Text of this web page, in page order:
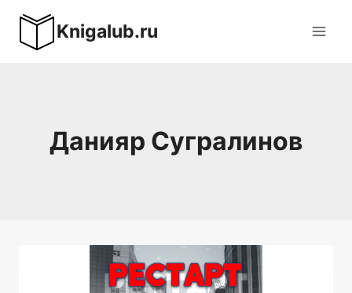
содержимому
Knigalub.ru
Данияр Сугралинов